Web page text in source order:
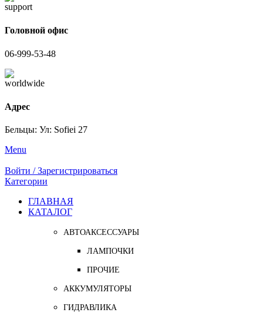
Головной офис
06-999-53-48
Адрес
Бельцы: Ул: Sofiei 27
Menu
Войти / Зарегистрироваться
Категории
ГЛАВНАЯ
КАТАЛОГ
АВТОАКСЕССУАРЫ
ЛАМПОЧКИ
ПРОЧИЕ
АККУМУЛЯТОРЫ
ГИДРАВЛИКА